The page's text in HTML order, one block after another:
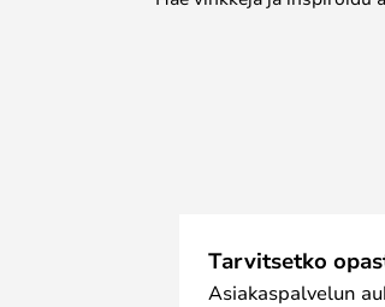
Tarvitsetko
Asiakaspalvelun